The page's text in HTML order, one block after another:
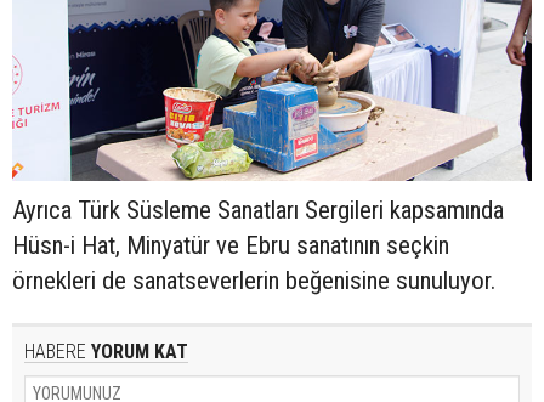
Ayrıca Türk Süsleme Sanatları Sergileri kapsamında
Hüsn-i Hat, Minyatür ve Ebru sanatının seçkin
örnekleri de sanatseverlerin beğenisine sunuluyor.
HABERE YORUM KAT